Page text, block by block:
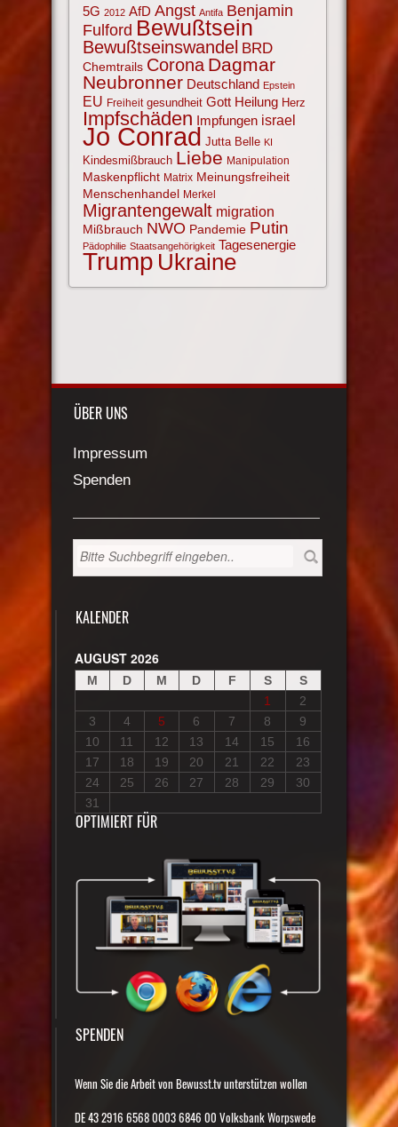
5G 2012 AfD Angst Antifa Benjamin
Fulford Bewußtsein
Bewußtseinswandel BRD
Chemtrails Corona Dagmar
Neubronner Deutschland Epstein
EU Freiheit gesundheit Gott Heilung Herz
Impfschäden Impfungen israel
Jo Conrad Jutta Belle KI
Kindesmißbrauch Liebe Manipulation
Maskenpflicht Matrix Meinungsfreiheit
Menschenhandel Merkel
Migrantengewalt migration
Mißbrauch NWO Pandemie Putin
Pädophilie Staatsangehörigkeit Tagesenergie
Trump Ukraine
ÜBER UNS
Impressum
Spenden
KALENDER
AUGUST 2026
M D M D F S
S
1
2
3
4 5 6 7 8
9
10
11 12 13 14 15
16
17
18 19 20 21 22
23
24
25 26 27 28 29
30
31
OPTIMIERT FÜR
SPENDEN
Wenn Sie die Arbeit von Bewusst.tv unterstützen wollen
DE 43 2916 6568 0003 6846 00 Volksbank Worpswede